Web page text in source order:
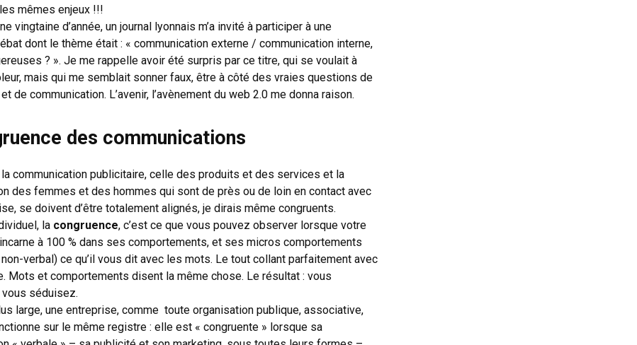
mêmes enjeux !!!
vingtaine d’année, un journal lyonnais m’a invité à participer à une
dont le thème était : « communication externe / communication interne,
? ». Je me rappelle avoir été surpris par ce titre, qui se voulait à
mais qui me semblait sonner faux, être à côté des vraies questions de
de communication. L’avenir, l’avènement du web 2.0 me donna raison.
des communications
communication publicitaire, celle des produits et des services et la
des femmes et des hommes qui sont de près ou de loin en contact avec
se doivent d’être totalement alignés, je dirais même congruents.
la congruence, c’est ce que vous pouvez observer lorsque votre
à 100 % dans ses comportements, et ses micros comportements
verbal) ce qu’il vous dit avec les mots. Le tout collant parfaitement avec
Mots et comportements disent la même chose. Le résultat : vous
séduisez.
large, une entreprise, comme toute organisation publique, associative,
sur le même registre : elle est « congruente » lorsque sa